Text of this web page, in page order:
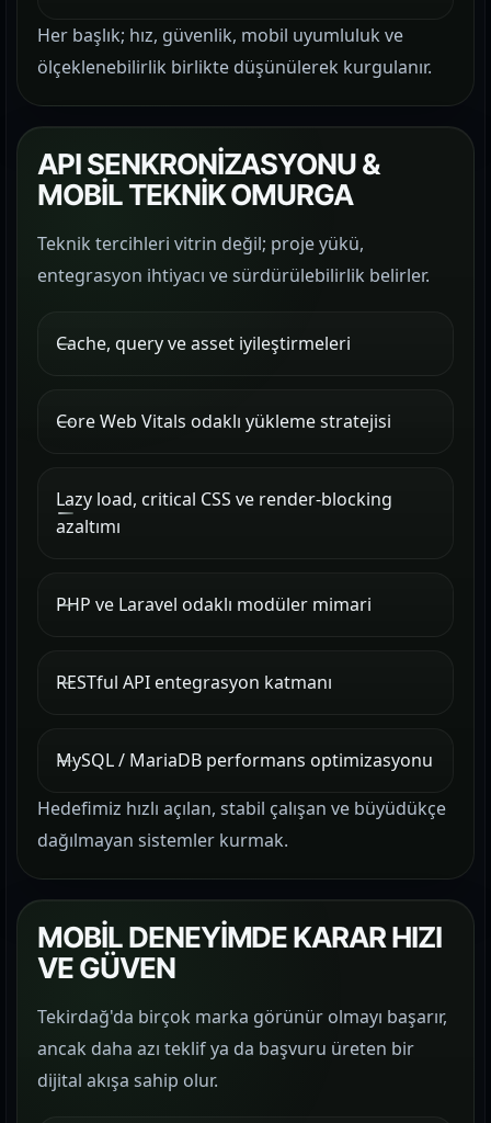
Her başlık; hız, güvenlik, mobil uyumluluk ve
ölçeklenebilirlik birlikte düşünülerek kurgulanır.
API SENKRONİZASYONU &
MOBİL TEKNİK OMURGA
Teknik tercihleri vitrin değil; proje yükü,
entegrasyon ihtiyacı ve sürdürülebilirlik belirler.
Cache, query ve asset iyileştirmeleri
Core Web Vitals odaklı yükleme stratejisi
Lazy load, critical CSS ve render-blocking
azaltımı
PHP ve Laravel odaklı modüler mimari
RESTful API entegrasyon katmanı
MySQL / MariaDB performans optimizasyonu
Hedefimiz hızlı açılan, stabil çalışan ve büyüdükçe
dağılmayan sistemler kurmak.
MOBİL DENEYİMDE KARAR HIZI
VE GÜVEN
Tekirdağ'da birçok marka görünür olmayı başarır,
ancak daha azı teklif ya da başvuru üreten bir
dijital akışa sahip olur.